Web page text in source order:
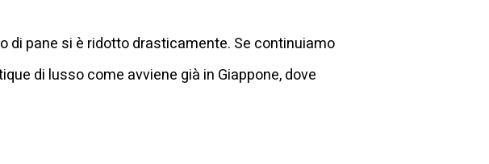
di pane si è ridotto drasticamente. Se continuiamo
di lusso come avviene già in Giappone, dove